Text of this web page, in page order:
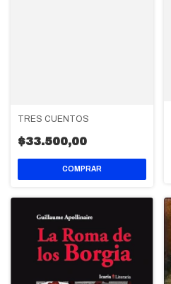
TRES CUENTOS
$33.500,00